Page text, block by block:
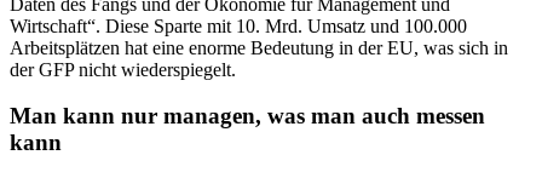
Wirtschaft“. Diese Sparte mit 10. Mrd. Umsatz und 100.000
Arbeitsplätzen hat eine enorme Bedeutung in der EU, was sich in
der GFP nicht wiederspiegelt.
Man kann nur managen, was man auch messen
kann